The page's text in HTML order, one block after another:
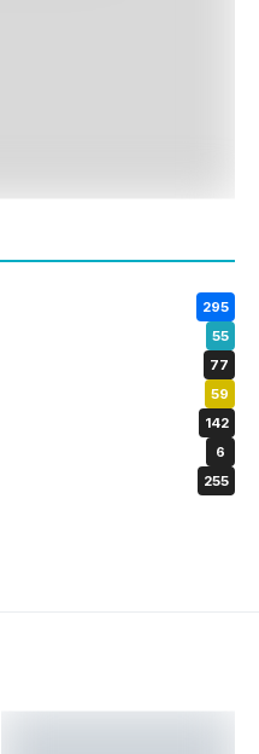
295
55
77
59
142
6
255